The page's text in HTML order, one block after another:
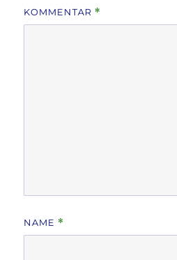
KOMMENTAR *
NAME *